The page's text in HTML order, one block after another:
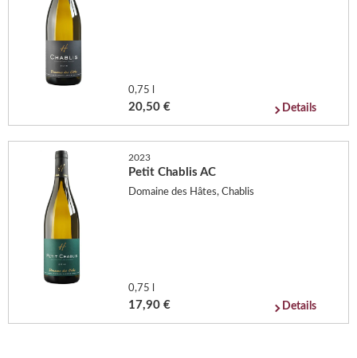
0,75 l
20,50 € Details
2023
Petit Chablis AC
Domaine des Hâtes, Chablis
0,75 l
17,90 € Details